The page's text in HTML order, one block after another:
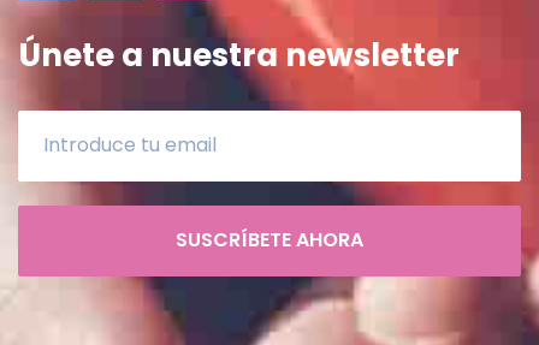
Únete a nuestra newsletter
SUSCRÍBETE AHORA